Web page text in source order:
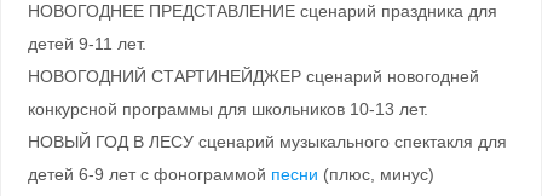
НОВОГОДНЕЕ ПРЕДСТАВЛЕНИЕ сценарий праздника для
детей 9-11 лет.
НОВОГОДНИЙ СТАРТИНЕЙДЖЕР сценарий новогодней
конкурсной программы для школьников 10-13 лет.
НОВЫЙ ГОД В ЛЕСУ сценарий музыкального спектакля для
детей 6-9 лет с фонограммой песни (плюс, минус)